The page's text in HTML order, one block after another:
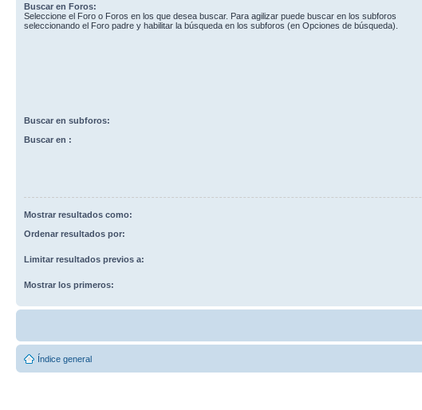
Buscar en Foros:
Seleccione el Foro o Foros en los que desea buscar. Para agilizar puede buscar en los subforos
seleccionando el Foro padre y habilitar la búsqueda en los subforos (en Opciones de búsqueda).
Buscar en subforos:
Buscar en :
Mostrar resultados como:
Ordenar resultados por:
Limitar resultados previos a:
Mostrar los primeros:
Índice general